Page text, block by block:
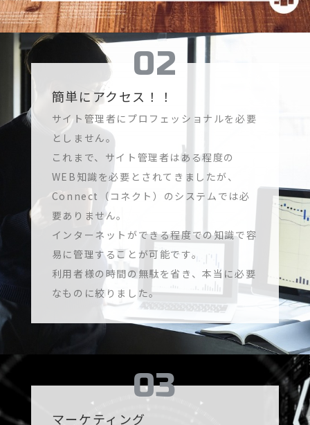
簡単にアクセス！！
サイト管理者にプロフェッショナルを必要
としません。
これまで、サイト管理者はある程度の
WEB知識を必要とされてきましたが、
Connect（コネクト）のシステムでは必
要ありません。
インターネットができる程度での知識で容
易に管理することが可能です。
利用者様の時間の無駄を省き、本当に必要
なものに絞りました。
マーケティング